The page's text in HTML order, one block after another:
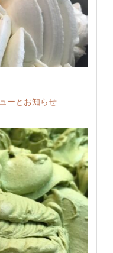
ーとお知らせ